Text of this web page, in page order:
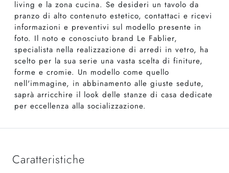
living e la zona cucina. Se desideri un tavolo da
pranzo di alto contenuto estetico, contattaci e ricevi
informazioni e preventivi sul modello presente in
foto. Il noto e conosciuto brand Le Fablier,
specialista nella realizzazione di arredi in vetro, ha
scelto per la sua serie una vasta scelta di finiture,
forme e cromie. Un modello come quello
nell'immagine, in abbinamento alle giuste sedute,
saprà arricchire il look delle stanze di casa dedicate
per eccellenza alla socializzazione.
Caratteristiche